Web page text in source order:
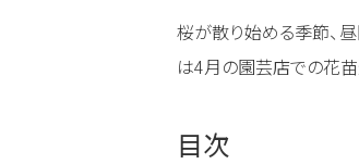
桜が散り始める季節、
は4月の園芸店での花苗
目次